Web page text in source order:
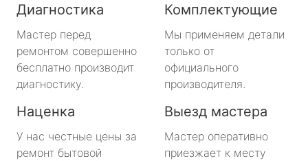
Диагностика
Мастер перед
ремонтом совершенно
бесплатно производит
диагностику.
Комплектующие
Мы применяем детали
только от
официального
производителя.
Наценка
У нас честные цены за
ремонт бытовой
Выезд мастера
Мастер оперативно
приезжает к месту